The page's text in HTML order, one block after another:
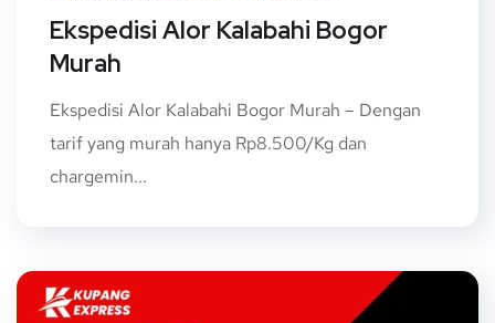
Ekspedisi Alor Kalabahi Bogor
Murah
Ekspedisi Alor Kalabahi Bogor Murah – Dengan
tarif yang murah hanya Rp8.500/Kg dan
chargemin...